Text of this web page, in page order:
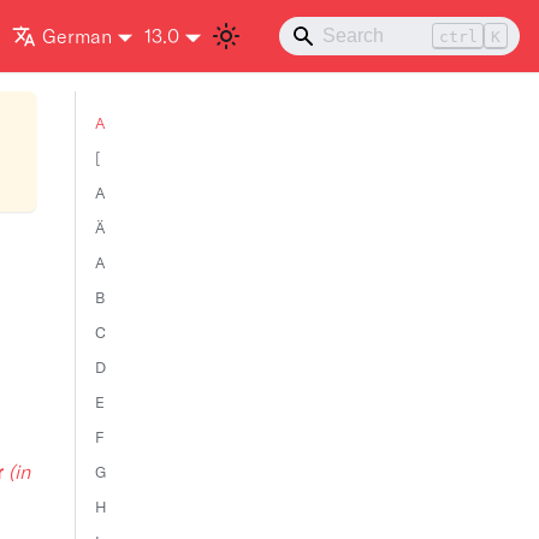
German 13.0 ctrl K
(in
A
[
A
Ä
A
B
C
D
E
F
G
H